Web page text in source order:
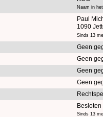
Naam in
Paul
1090
Sinds 13
Geen
Geen
Geen
Geen
Sinds 13